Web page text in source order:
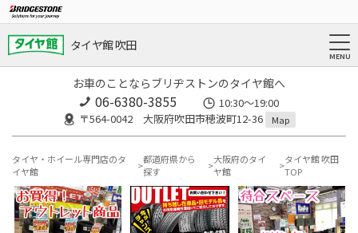
タイヤ館 吹田
お車のことならブリヂストンのタイヤ館へ
06-6380-3855
10:30～19:00
〒564-0042 大阪府吹田市穂波町12-36
Map
タイヤ・ホイール専門店のタ
イヤ館
都道府県から
探す
大阪府のタイ
ヤ館
タイヤ館 吹田
TOP